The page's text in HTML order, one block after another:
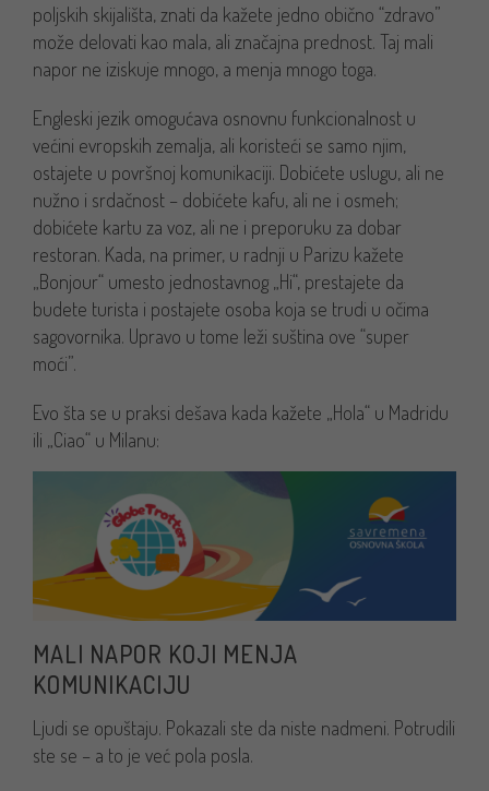
poljskih skijališta, znati da kažete jedno obično “zdravo”
može delovati kao mala, ali značajna prednost. Taj mali
napor ne iziskuje mnogo, a menja mnogo toga.
Engleski jezik omogućava osnovnu funkcionalnost u
većini evropskih zemalja, ali koristeći se samo njim,
ostajete u površnoj komunikaciji. Dobićete uslugu, ali ne
nužno i srdačnost – dobićete kafu, ali ne i osmeh;
dobićete kartu za voz, ali ne i preporuku za dobar
restoran. Kada, na primer, u radnji u Parizu kažete
„Bonjour“ umesto jednostavnog „Hi“, prestajete da
budete turista i postajete osoba koja se trudi u očima
sagovornika. Upravo u tome leži suština ove “super
moći”.
Evo šta se u praksi dešava kada kažete „Hola“ u Madridu
ili „Ciao“ u Milanu:
MALI NAPOR KOJI MENJA
KOMUNIKACIJU
Ljudi se opuštaju. Pokazali ste da niste nadmeni. Potrudili
ste se – a to je već pola posla.